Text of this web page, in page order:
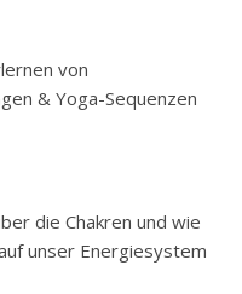
von
& Yoga-Sequenzen
die Chakren und wie
unser Energiesystem